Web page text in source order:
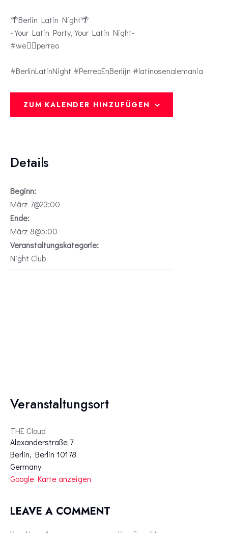
🌴Berlin Latin Night🌴
-Your Latin Party, Your Latin Night-
#we❤️‍🔥perreo
#BerlinLatinNight #PerreoEnBerlijn #latinosenalemania
ZUM KALENDER HINZUFÜGEN
Details
Beginn:
März 7@23:00
Ende:
März 8@5:00
Veranstaltungskategorie:
Night Club
Veranstaltungsort
THE Cloud
Alexanderstraße 7
Berlin, Berlin 10178
Germany
Google Karte anzeigen
LEAVE A COMMENT